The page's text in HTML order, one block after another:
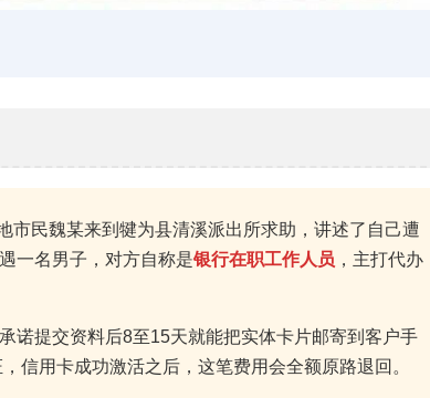
民魏某来到犍为县清溪派出所求助，讲述了自己遭
一名男子，对方自称是银行在职工作人员 ，主打代办
诺提交资料后8至15天就能把实体卡片邮寄到客户手
，信用卡成功激活之后，这笔费用会全额原路退回。